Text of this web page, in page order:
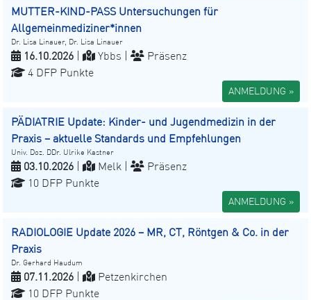
MUTTER-KIND-PASS Untersuchungen für
Allgemeinmediziner*innen
Dr. Lisa Linauer, Dr. Lisa Linauer
16.10.2026 Ybbs |
Präsenz
4 DFP Punkte
ANMELDUNG »
PÄDIATRIE Update: Kinder- und Jugendmedizin in der
Praxis – aktuelle Standards und Empfehlungen
Univ. Doz. DDr. Ulrike Kastner
03.10.2026 Melk |
Präsenz
10 DFP Punkte
ANMELDUNG »
RADIOLOGIE Update 2026 – MR, CT, Röntgen & Co. in der
Praxis
Dr. Gerhard Haudum
07.11.2026
Petzenkirchen
10 DFP Punkte